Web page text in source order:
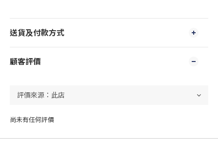
送貨及付款方式
顧客評價
尚未有任何評價